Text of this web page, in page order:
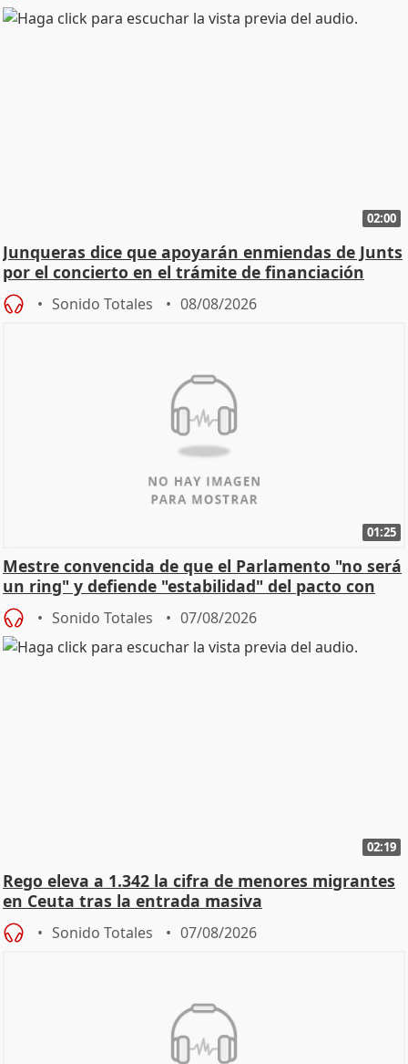
02:00
Junqueras dice que apoyarán enmiendas de Junts
por el concierto en el trámite de financiación
Sonido Totales 08/08/2026
01:25
Mestre convencida de que el Parlamento "no será
un ring" y defiende "estabilidad" del pacto con
Vox
Sonido Totales 07/08/2026
02:19
Rego eleva a 1.342 la cifra de menores migrantes
en Ceuta tras la entrada masiva
Sonido Totales 07/08/2026